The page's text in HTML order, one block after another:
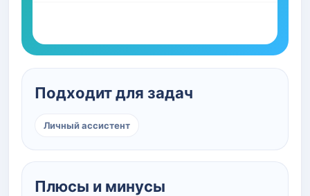
Подходит для задач
Личный ассистент
Плюсы и минусы